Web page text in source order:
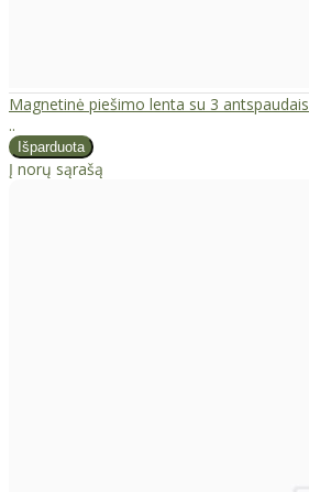
Magnetinė piešimo lenta su 3 antspaudais
..
Į norų sąrašą